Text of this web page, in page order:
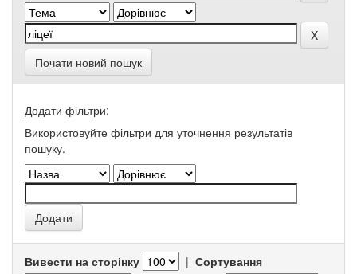
Почати новий пошук
Додати фільтри:
Використовуйте фільтри для уточнення результатів
пошуку.
Вивести на сторінку | Сортування